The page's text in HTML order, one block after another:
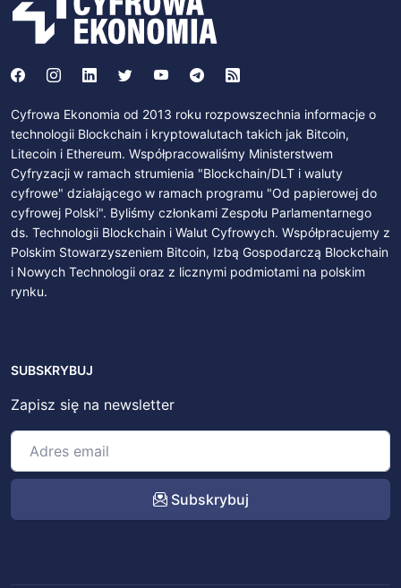
Cyfrowa Ekonomia od 2013 roku rozpowszechnia informacje o
technologii Blockchain i kryptowalutach takich jak Bitcoin,
Litecoin i Ethereum. Współpracowaliśmy Ministerstwem
Cyfryzacji w ramach strumienia "Blockchain/DLT i waluty
cyfrowe" działającego w ramach programu "Od papierowej do
cyfrowej Polski". Byliśmy członkami Zespołu Parlamentarnego
ds. Technologii Blockchain i Walut Cyfrowych. Współpracujemy z
Polskim Stowarzyszeniem Bitcoin, Izbą Gospodarczą Blockchain
i Nowych Technologii oraz z licznymi podmiotami na polskim
rynku.
SUBSKRYBUJ
Zapisz się na newsletter
Subskrybuj